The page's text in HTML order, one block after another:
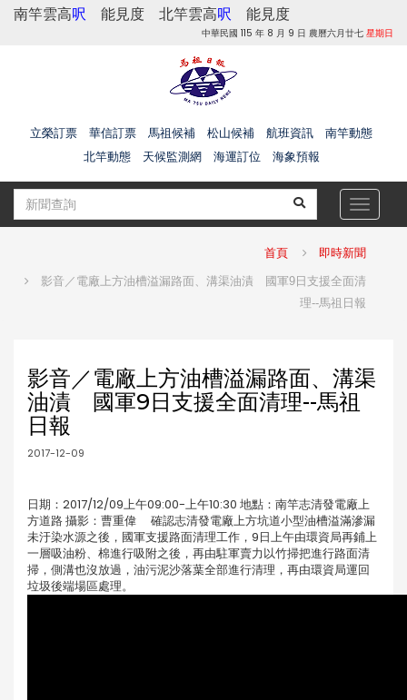
南竿雲高呎 能見度 北竿雲高呎 能見度
中華民國 115 年 8 月 9 日 農曆六月廿七 星期日
立榮訂票 華信訂票 馬祖候補 松山候補 航班資訊
南竿動態
北竿動態
天候監測網 海運訂位 海象預報
Toggle
首頁 即時新聞
影音／電廠上方油槽溢漏路面、溝渠油漬 國軍9日支援全面清
理--馬祖日報
影音／電廠上方油槽溢漏路面、溝渠
油漬 國軍9日支援全面清理--馬祖
日報
2017-12-09
日期：2017/12/09上午09:00-上午10:30 地點：南竿志清發電廠上
方道路 攝影：曹重偉 確認志清發電廠上方坑道小型油槽溢滿滲漏
未汙染水源之後，國軍支援路面清理工作，9日上午由環資局再鋪上
一層吸油粉、棉進行吸附之後，再由駐軍賣力以竹掃把進行路面清
掃，側溝也沒放過，油污泥沙落葉全部進行清理，再由環資局運回
垃圾後端場區處理。